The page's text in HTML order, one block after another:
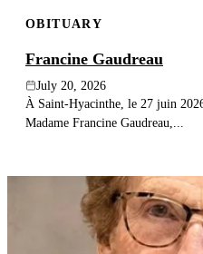
OBITUARY
Francine Gaudreau
July 20, 2026
À Saint-Hyacinthe, le 27 juin
Madame Francine Gaudreau,...